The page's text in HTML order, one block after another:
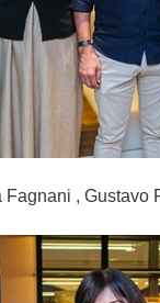
, Gustavo